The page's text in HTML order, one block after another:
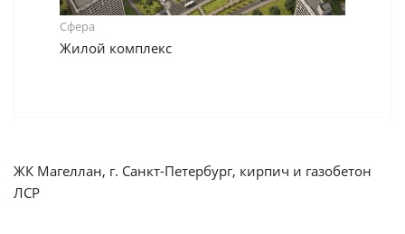
Сфера
Жилой комплекс
ЖК Магеллан, г. Санкт-Петербург, кирпич и газобетон
ЛСР